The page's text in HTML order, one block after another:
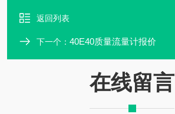
返回列表
下一个： 40E40质量流量计报价
在线留言